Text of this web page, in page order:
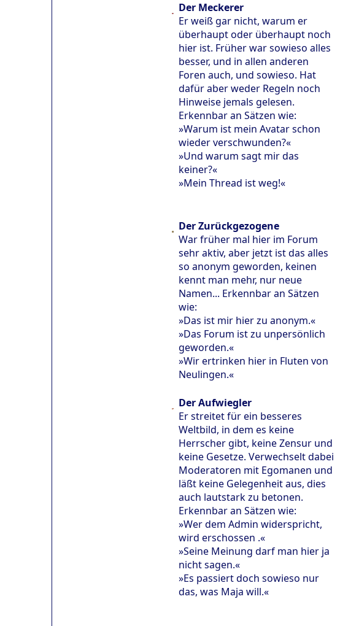
Der Meckerer
Er weiß gar nicht, warum er
überhaupt oder überhaupt noch
hier ist. Früher war sowieso alles
besser, und in allen anderen
Foren auch, und sowieso. Hat
dafür aber weder Regeln noch
Hinweise jemals gelesen.
Erkennbar an Sätzen wie:
»Warum ist mein Avatar schon
wieder verschwunden?«
»Und warum sagt mir das
keiner?«
»Mein Thread ist weg!«
Der Zurückgezogene
War früher mal hier im Forum
sehr aktiv, aber jetzt ist das alles
so anonym geworden, keinen
kennt man mehr, nur neue
Namen... Erkennbar an Sätzen
wie:
»Das ist mir hier zu anonym.«
»Das Forum ist zu unpersönlich
geworden.«
»Wir ertrinken hier in Fluten von
Neulingen.«
Der Aufwiegler
Er streitet für ein besseres
Weltbild, in dem es keine
Herrscher gibt, keine Zensur und
keine Gesetze. Verwechselt dabei
Moderatoren mit Egomanen und
läßt keine Gelegenheit aus, dies
auch lautstark zu betonen.
Erkennbar an Sätzen wie:
»Wer dem Admin widerspricht,
wird erschossen .«
»Seine Meinung darf man hier ja
nicht sagen.«
»Es passiert doch sowieso nur
das, was Maja will.«